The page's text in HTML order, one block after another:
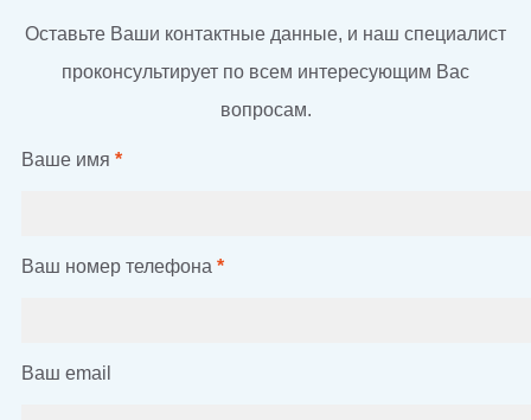
Оставьте Ваши контактные данные, и наш специалист
проконсультирует по всем интересующим Вас
вопросам.
Ваше имя *
Ваш номер телефона *
Ваш email